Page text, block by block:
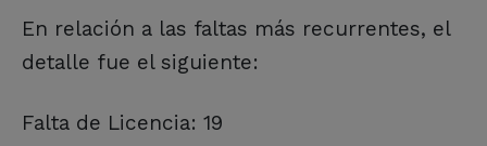
En relación a las faltas más recurrentes, el
detalle fue el siguiente:
Falta de Licencia: 19